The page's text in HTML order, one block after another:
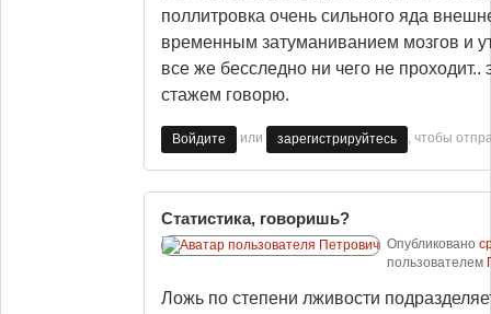
поллитровка очень сильного яда
временным затуманиванием мозгов и
все же бесследно ни чего не проходит..
стажем говорю.
Войдите или зарегистрируйтесь , чтобы
Статистика, говоришь?
Опубликовано
пользователем
Ложь по степени лживости